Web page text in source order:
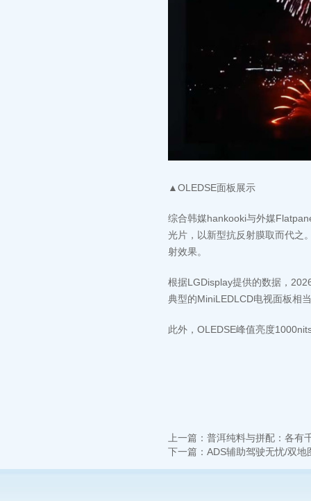
▲OLEDSE面板展示
综合韩媒hankooki与外媒
光片，以新型抗反射膜取而代之
射效果。
根据LGDisplay提供的数据，
典型的MiniLEDLCD电视面板相
此外，OLEDSE峰值亮度
上一篇： 普洱纯料与拼配：各有
下一篇： ADS辅助驾驶无忧/双